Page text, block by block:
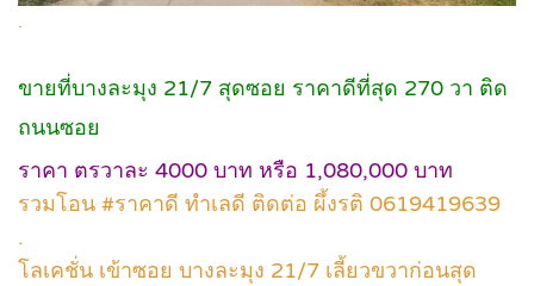
.
ขายที่บางละมุง 21/7 สุดซอย ราคาดีที่สุด 270 วา ติด
ถนนซอย
ราคา ตรวาละ 4000 บาท หรือ 1,080,000 บาท
รวมโอน #ราคาดี ทำเลดี ติดต่อ ผึ้งรติ 0619419639
.
โลเคชั่น เข้าซอย บางละมุง 21/7 เลี้ยวขวาก่อนสุด